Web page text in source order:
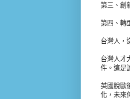
第三、創
第四、轉
台灣人，
台灣人才
件。這是
英國脫歐
化，未來